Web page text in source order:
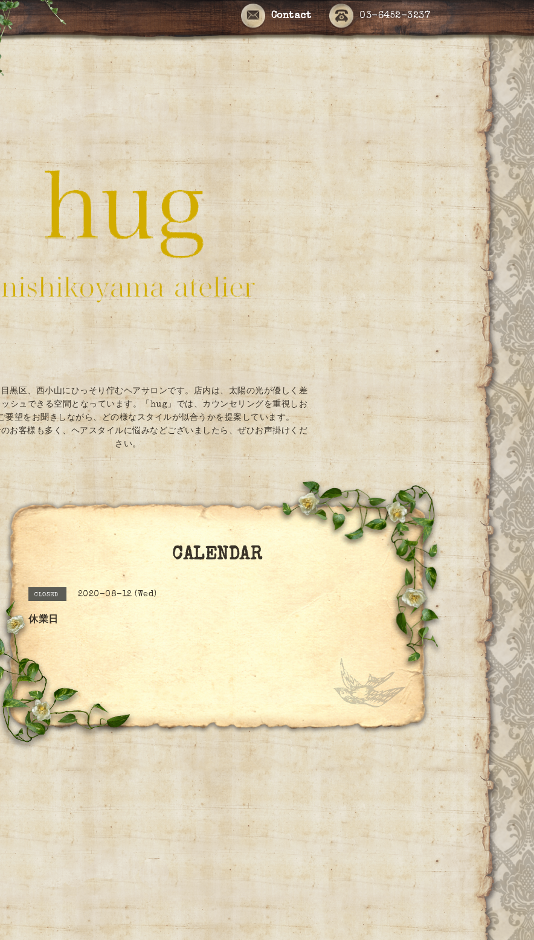
03-6452-3237
Contact
黒区、西小山にひっそり佇むヘアサロンです。店内は、太陽の光が優しく差
ッシュできる空間となっています。「hug」では、カウンセリングを重視しお
要望をお聞きしながら、どの様なスタイルが似合うかを提案しています。
のお客様も多く、ヘアスタイルに悩みなどございましたら、ぜひお声掛けくだ
さい。
CALENDAR
CLOSED 2020-08-12 (Wed)
休業日